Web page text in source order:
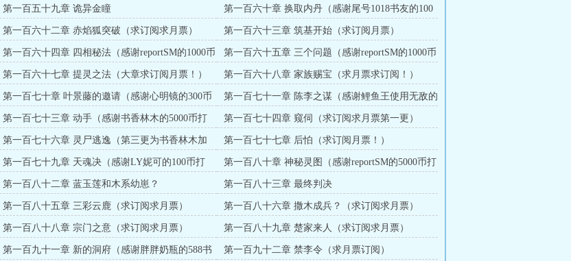
第一百五十九章 诡异金瞳
第一百六十章 换取内丹（感谢尾号1018书友的100
币打赏）
第一百六十二章 赤焰狐突破（求订阅求月票） 第一百六十三章 筑基开始（求订阅月票）
第一百六十四章 四相秘法（感谢reportSM的1000币
打赏）
第一百六十五章 三个问题（感谢reportSM的1000币
打赏）
第一百六十七章 提灵之法（大章求订阅月票！） 第一百六十八章 家族赐宝（求月票求订阅！）
第一百七十章 叶景藤的邀请（感谢心明镜的300币
打赏）
第一百七十一章 陈李之谋（感谢鲤鱼王使用无敌的
水溅跃的1000币打赏）
第一百七十三章 动手（感谢书香林木的5000币打
赏）
第一百七十四章 窥伺（求订阅求月票第一更）
第一百七十六章 灵尸逃逸（第三更为书香林木加
更）
第一百七十七章 后怕（求订阅月票！）
第一百七十九章 天魂决（感谢LY妮可的100币打
赏）
第一百八十章 神秘灵图（感谢reportSM的5000币打
赏）
第一百八十二章 蓝玉莲和木系幼崽？ 第一百八十三章 最终判决
第一百八十五章 三彩云鹿（求订阅求月票） 第一百八十六章 撒木成兵？（求订阅求月票）
第一百八十八章 宗门之意（求订阅求月票） 第一百八十九章 楚家来人（求订阅求月票）
第一百九十一章 新的洞府（感谢胖胖奶瓶的588书
第一百九十二章 禁李令（求月票订阅）